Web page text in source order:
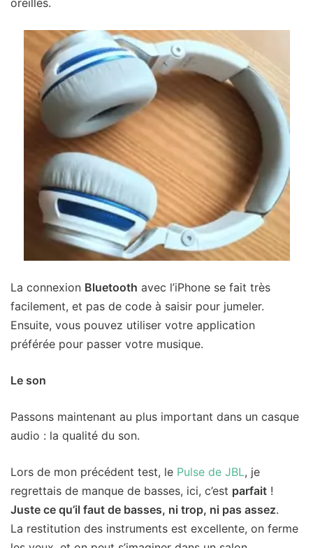
oreilles.
La connexion Bluetooth avec l’iPhone se fait très
facilement, et pas de code à saisir pour jumeler.
Ensuite, vous pouvez utiliser votre application
préférée pour passer votre musique.
Le son
Passons maintenant au plus important dans un casque
audio : la qualité du son.
Lors de mon précédent test, le Pulse de JBL, je
regrettais de manque de basses, ici, c’est parfait !
Juste ce qu’il faut de basses, ni trop, ni pas assez.
La restitution des instruments est excellente, on ferme